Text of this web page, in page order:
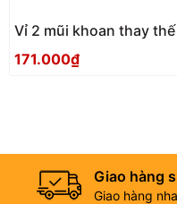
Vỉ 2 mũi khoan thay thế
KOGYO EHD-2.0D Nhật
171.000₫
Giao hàng
Giao hàng